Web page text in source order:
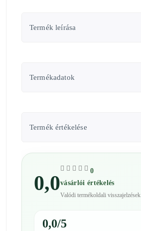
Termék leírása
Termékadatok
Termék értékelése
0,0
0
vásárlói értékelés
Valódi termékoldali visszajelzések
0,0/5